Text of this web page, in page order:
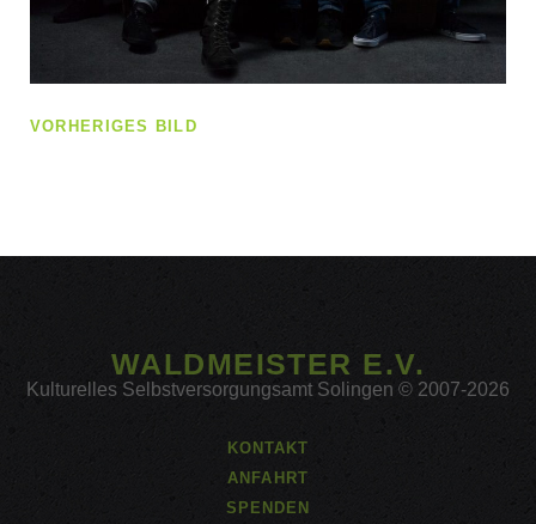
VORHERIGES BILD
WALDMEISTER E.V.
Kulturelles Selbstversorgungsamt Solingen © 2007-2026
KONTAKT
ANFAHRT
SPENDEN